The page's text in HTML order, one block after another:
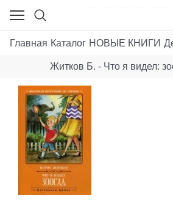
Главная Каталог НОВЫЕ КНИГИ
Житков Б. - Что я видел: